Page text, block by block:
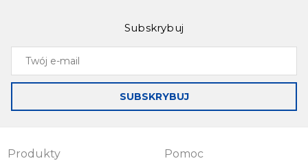
Subskrybuj
Twój
mail
SUBSKRYBUJ
Produkty Pomoc